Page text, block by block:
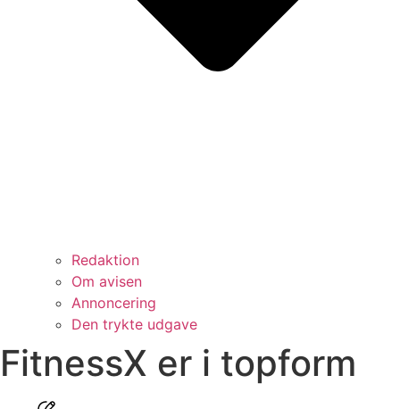
Redaktion
Om avisen
Annoncering
Den trykte udgave
FitnessX er i topform